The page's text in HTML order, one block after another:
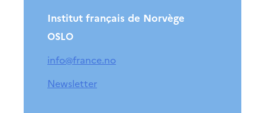
Institut français de Norvège
OSLO
info@france.no
Newsletter